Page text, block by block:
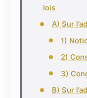
lois
A) Sur
1)
2)
3)
B) Sur